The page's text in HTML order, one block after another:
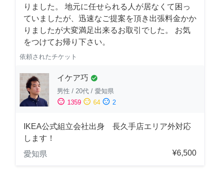
りました。 地元に任せられる人が居なくて困っ
ていましたが、迅速なご提案を頂き出張料金かか
りましたが大変満足出来るお取引でした。 お気
をつけてお帰り下さい。
依頼されたチケット
イケア巧 check_circle
男性 / 20代 / 愛知県
sentiment_satisfied 1359 sentiment_neutral 64 sentiment_dissatisfied 2
IKEA公式組立会社出身 長久手店エリア外対応
します！
愛知県
¥6,500